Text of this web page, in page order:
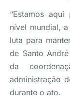
“Estamos
nível mundial,
luta para
de Santo
da
administração
durante o ato.